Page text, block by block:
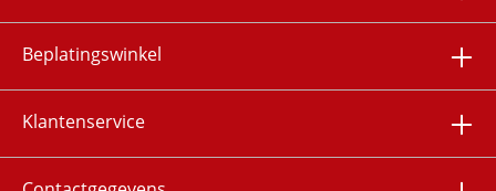
Beplatingswinkel
Klantenservice